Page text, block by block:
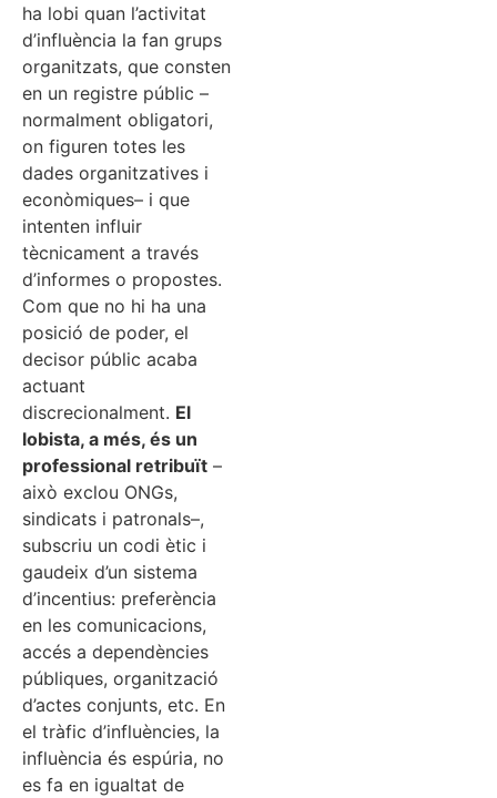
ha lobi quan l’activitat
d’influència la fan grups
organitzats, que consten
en un registre públic –
normalment obligatori,
on figuren totes les
dades organitzatives i
econòmiques– i que
intenten influir
tècnicament a través
d’informes o propostes.
Com que no hi ha una
posició de poder, el
decisor públic acaba
actuant
discrecionalment. El
lobista, a més, és un
professional retribuït –
això exclou ONGs,
sindicats i patronals–,
subscriu un codi ètic i
gaudeix d’un sistema
d’incentius: preferència
en les comunicacions,
accés a dependències
públiques, organització
d’actes conjunts, etc. En
el tràfic d’influències, la
influència és espúria, no
es fa en igualtat de